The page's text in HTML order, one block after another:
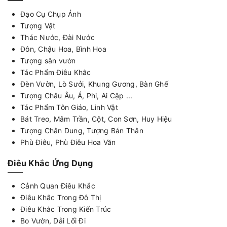
Đạo Cụ Chụp Ảnh
Tượng Vật
Thác Nước, Đài Nước
Đôn, Chậu Hoa, Bình Hoa
Tượng sân vườn
Tác Phẩm Điêu Khắc
Đèn Vườn, Lò Sưởi, Khung Gương, Bàn Ghế
Tượng Châu Âu, Á, Phi, Ai Cập ...
Tác Phẩm Tôn Giáo, Linh Vật
Bát Treo, Mâm Trần, Cột, Con Sơn, Huy Hiệu
Tượng Chân Dung, Tượng Bán Thân
Phù Điêu, Phù Điêu Hoa Văn
Điêu Khắc Ứng Dụng
Cảnh Quan Điêu Khắc
Điêu Khắc Trong Đô Thị
Điêu Khắc Trong Kiến Trúc
Bo Vườn, Dải Lối Đi